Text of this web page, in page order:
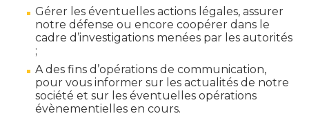
Gérer les éventuelles actions légales, assurer
notre défense ou encore coopérer dans le
cadre d’investigations menées par les autorités
;
A des fins d’opérations de communication,
pour vous informer sur les actualités de notre
société et sur les éventuelles opérations
évènementielles en cours.